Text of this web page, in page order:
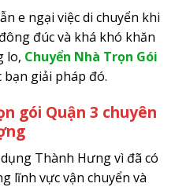
e ngại việc di chuyển khi
đúc và khá khó khăn
lo, Chuyển Nhà Trọn Gói
bạn giải pháp đó.
gói Quận 3 chuyên
Thành Hưng vì đã có
lĩnh vực vận chuyển và